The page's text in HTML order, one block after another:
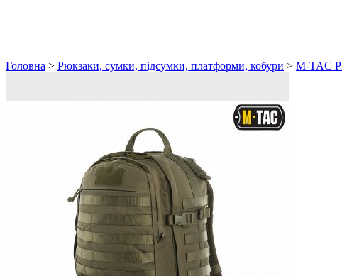
Головна > Рюкзаки, сумки, підсумки, платформи, кобури > M-TAC